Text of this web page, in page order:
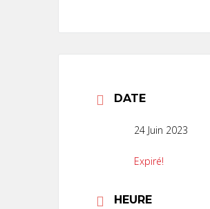
DATE
24 Juin 2023
Expiré!
HEURE